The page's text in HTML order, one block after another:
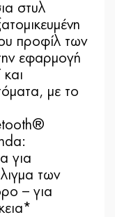
στυλ
προφίλ των
εφαρμογή
με το
για
των
– για